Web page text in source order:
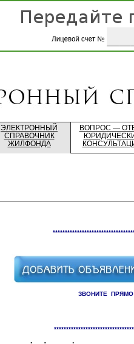
ЭЛЕКТРОННЫЙ
СПРАВОЧНИК
ЖИЛФОНДА
ВОПРОС —
ЗВОНИТЕ